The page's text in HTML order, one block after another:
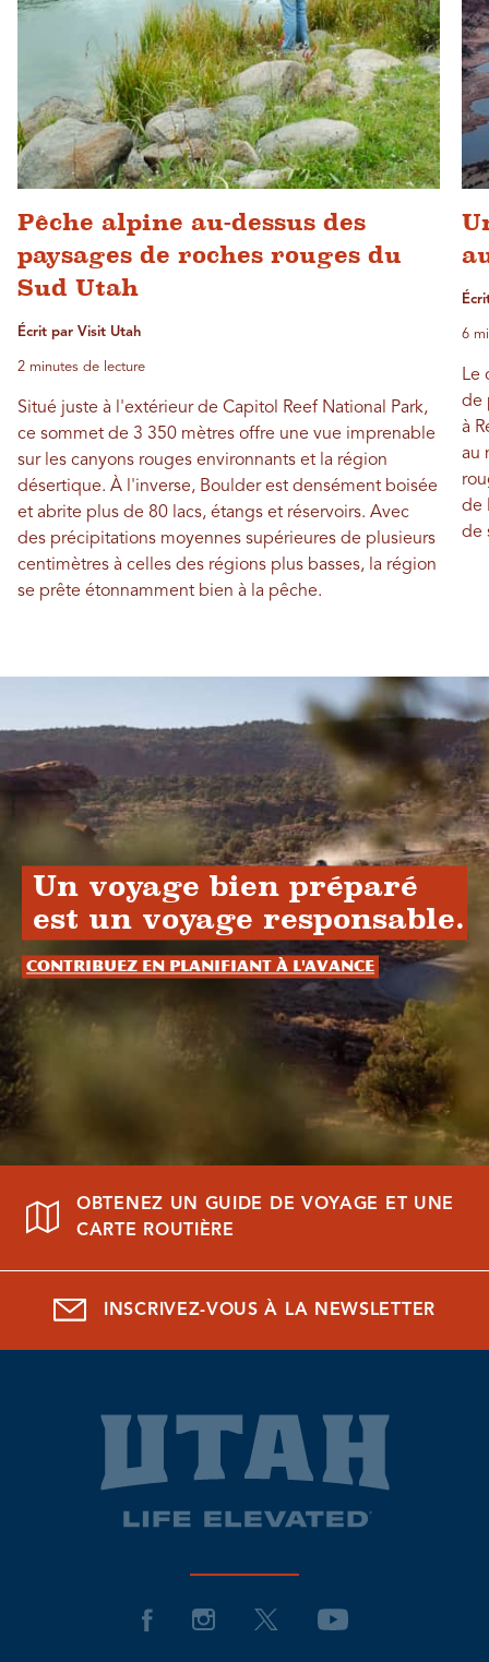
Pêche alpine au-dessus des
paysages de roches rouges du
Sud Utah
Écrit par Visit Utah
2 minutes de lecture
Situé juste à l'extérieur de Capitol Reef National Park,
ce sommet de 3 350 mètres offre une vue imprenable
sur les canyons rouges environnants et la région
désertique. À l'inverse, Boulder est densément boisée
et abrite plus de 80 lacs, étangs et réservoirs. Avec
des précipitations moyennes supérieures de plusieurs
centimètres à celles des régions plus basses, la région
se prête étonnamment bien à la pêche.
6
Le
de
à
au
de
de
Un voyage bien préparé
est un voyage responsable.
Contribuez en planifiant à l'avance
OBTENEZ UN GUIDE DE VOYAGE ET UNE
CARTE ROUTIÈRE
INSCRIVEZ-VOUS À LA NEWSLETTER